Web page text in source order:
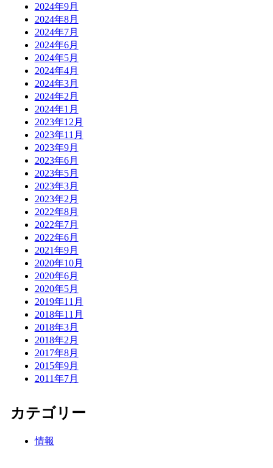
2024年9月
2024年8月
2024年7月
2024年6月
2024年5月
2024年4月
2024年3月
2024年2月
2024年1月
2023年12月
2023年11月
2023年9月
2023年6月
2023年5月
2023年3月
2023年2月
2022年8月
2022年7月
2022年6月
2021年9月
2020年10月
2020年6月
2020年5月
2019年11月
2018年11月
2018年3月
2018年2月
2017年8月
2015年9月
2011年7月
カテゴリー
情報